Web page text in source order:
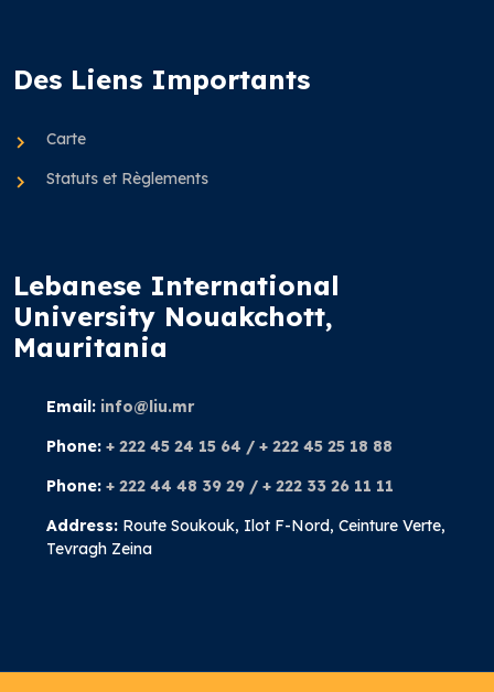
Des Liens Importants
Carte
Statuts et Règlements
Lebanese International
University Nouakchott,
Mauritania
Email: info@liu.mr
Phone: + 222 45 24 15 64 / + 222 45 25 18 88
Phone: + 222 44 48 39 29 / + 222 33 26 11 11
Address: Route Soukouk, Ilot F-Nord, Ceinture Verte,
Tevragh Zeina